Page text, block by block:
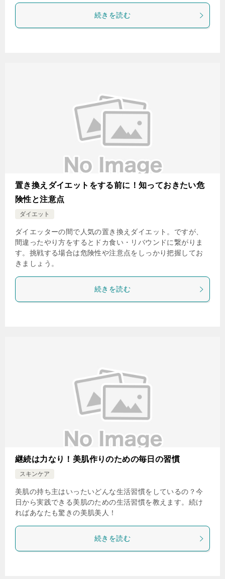
続きを読む
置き換えダイエットをする前に！知っておきたい危
険性と注意点
ダイエット
ダイエッターの間で人気の置き換えダイエット。ですが、
間違ったやり方をするとドカ食い・リバウンドに繋がりま
す。挑戦する場合は危険性や注意点をしっかり把握してお
きましょう。
続きを読む
継続は力なり！美肌作りのための毎日の習慣
スキンケア
美肌の持ち主はいったいどんな生活習慣をしているの？今
日から実践できる美肌のための生活習慣を教えます。続け
ればあなたも驚きの美肌美人！
続きを読む